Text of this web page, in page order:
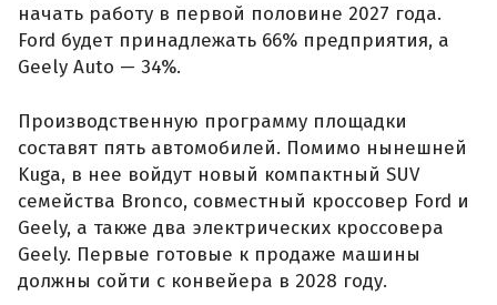
начать работу в первой половине 2027 года.
Ford будет принадлежать 66% предприятия, а
Geely Auto — 34%.
Производственную программу площадки
составят пять автомобилей. Помимо нынешней
Kuga, в нее войдут новый компактный SUV
семейства Bronco, совместный кроссовер Ford и
Geely, а также два электрических кроссовера
Geely. Первые готовые к продаже машины
должны сойти с конвейера в 2028 году.